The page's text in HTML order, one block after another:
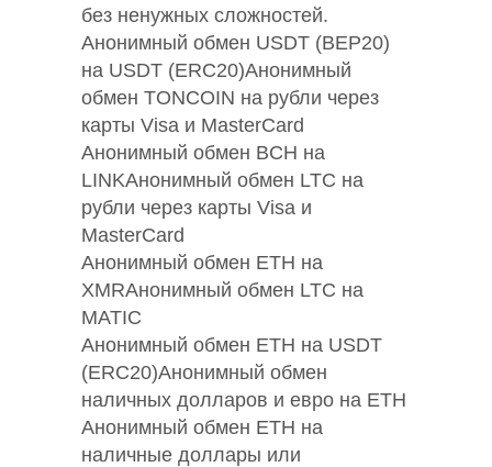
без ненужных сложностей.
Анонимный обмен USDT (BEP20)
на USDT (ERC20)Анонимный
обмен TONCOIN на рубли через
карты Visa и MasterCard
Анонимный обмен BCH на
LINKАнонимный обмен LTC на
рубли через карты Visa и
MasterCard
Анонимный обмен ETH на
XMRАнонимный обмен LTC на
MATIC
Анонимный обмен ETH на USDT
(ERC20)Анонимный обмен
наличных долларов и евро на ETH
Анонимный обмен ETH на
наличные доллары или